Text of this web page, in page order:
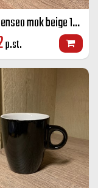
Vicky senseo mok beige 19 CL
p.st.